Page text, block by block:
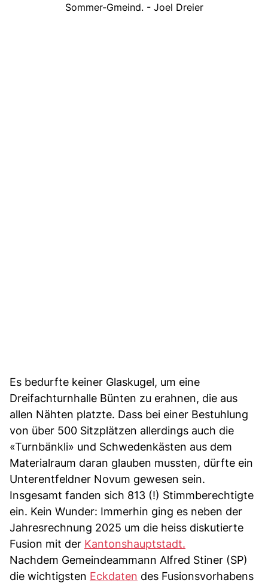
Sommer-Gmeind. - Joel Dreier
Es bedurfte keiner Glaskugel, um eine
Dreifachturnhalle Bünten zu erahnen, die aus
allen Nähten platzte. Dass bei einer Bestuhlung
von über 500 Sitzplätzen allerdings auch die
«Turnbänkli» und Schwedenkästen aus dem
Materialraum daran glauben mussten, dürfte ein
Unterentfeldner Novum gewesen sein.
Insgesamt fanden sich 813 (!) Stimmberechtigte
ein. Kein Wunder: Immerhin ging es neben der
Jahresrechnung 2025 um die heiss diskutierte
Fusion mit der Kantonshauptstadt.
Nachdem Gemeindeammann Alfred Stiner (SP)
die wichtigsten Eckdaten des Fusionsvorhabens